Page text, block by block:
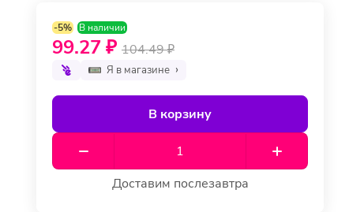
-5% В наличии
99.27 ₽ 104.49 ₽
Я в магазине
В корзину
Доставим послезавтра